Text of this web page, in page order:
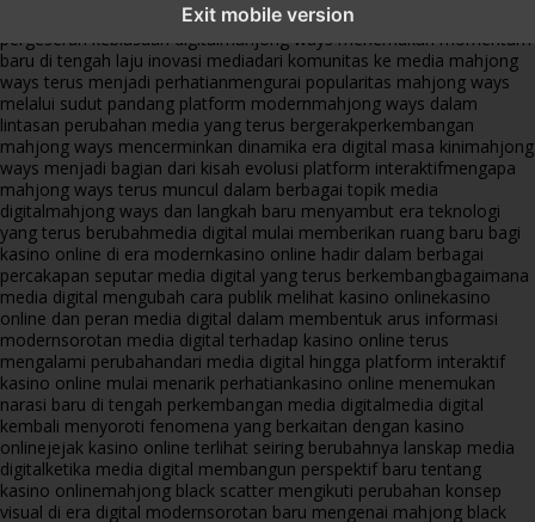
Exit mobile version
fenomena mahjong ways muncul bersama
pergeseran kebiasaan digitalmahjong ways menemukan momentum
baru di tengah laju inovasi mediadari komunitas ke media mahjong
ways terus menjadi perhatianmengurai popularitas mahjong ways
melalui sudut pandang platform modernmahjong ways dalam
lintasan perubahan media yang terus bergerakperkembangan
mahjong ways mencerminkan dinamika era digital masa kinimahjong
ways menjadi bagian dari kisah evolusi platform interaktifmengapa
mahjong ways terus muncul dalam berbagai topik media
digitalmahjong ways dan langkah baru menyambut era teknologi
yang terus berubahmedia digital mulai memberikan ruang baru bagi
kasino online di era modernkasino online hadir dalam berbagai
percakapan seputar media digital yang terus berkembangbagaimana
media digital mengubah cara publik melihat kasino onlinekasino
online dan peran media digital dalam membentuk arus informasi
modernsorotan media digital terhadap kasino online terus
mengalami perubahandari media digital hingga platform interaktif
kasino online mulai menarik perhatiankasino online menemukan
narasi baru di tengah perkembangan media digitalmedia digital
kembali menyoroti fenomena yang berkaitan dengan kasino
onlinejejak kasino online terlihat seiring berubahnya lanskap media
digitalketika media digital membangun perspektif baru tentang
kasino onlinemahjong black scatter mengikuti perubahan konsep
visual di era digital modernsorotan baru mengenai mahjong black